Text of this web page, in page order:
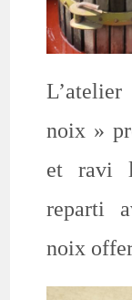
noix »
et ravi
reparti
noix